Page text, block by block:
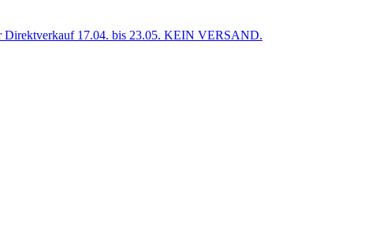
17.04. bis 23.05. KEIN VERSAND.